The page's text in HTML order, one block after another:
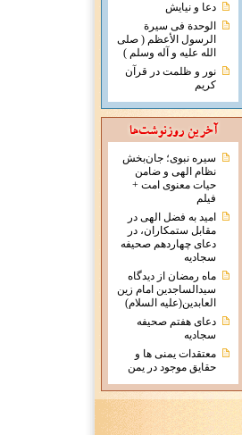
دعا و نیایش
الوحدة فی سیرة
الرسول الأعظم ( صلی
الله علیه و آله وسلم )
نور و ظلمت در قرآن
کریم
سیره نبوی؛ جان‌بخش
نظام الهی و ضامن
حیات معنوی امت +
فیلم
امید به فضل الهی در
مقابل ستمکاران، در
دعای چهاردهم صحیفه
سجادیه
ماه رمضان از دیدگاه
سیدالساجدین امام زین
العابدین(علیه السلام)
دعای هفتم صحیفه
سجادیه
معتقدات يمنی ها و
حقايق موجود در يمن